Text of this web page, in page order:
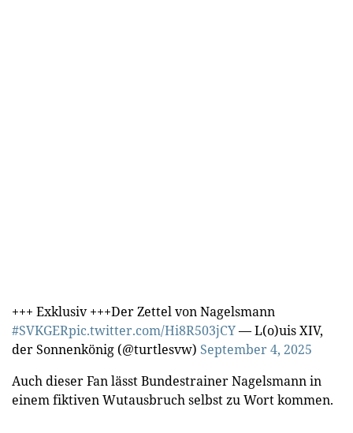
+++ Exklusiv +++Der Zettel von Nagelsmann
#SVKGERpic.twitter.com/Hi8R503jCY— L(o)uis XIV,
der Sonnenkönig (@turtlesvw) September 4, 2025
Auch dieser Fan lässt Bundestrainer Nagelsmann in
einem fiktiven Wutausbruch selbst zu Wort kommen.